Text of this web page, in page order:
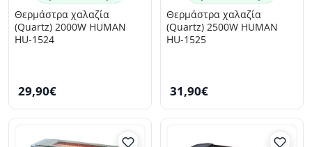
Θερμάστρα χαλαζία
(Quartz) 2000W HUMAN
HU-1524
29,90€
Θερμάστρα χαλαζία
(Quartz) 2500W HUMAN
HU-1525
31,90€